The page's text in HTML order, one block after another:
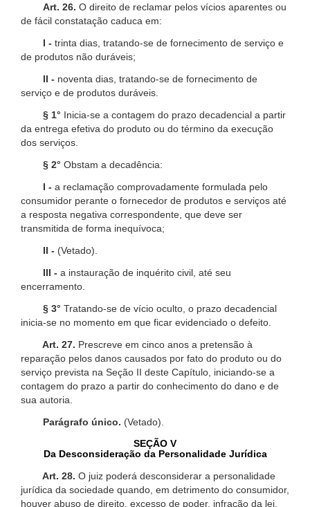
Art. 26. O direito de reclamar pelos vícios aparentes ou
de fácil constatação caduca em:
I - trinta dias, tratando-se de fornecimento de serviço e
de produtos não duráveis;
II - noventa dias, tratando-se de fornecimento de
serviço e de produtos duráveis.
§ 1° Inicia-se a contagem do prazo decadencial a partir
da entrega efetiva do produto ou do término da execução
dos serviços.
§ 2° Obstam a decadência:
I - a reclamação comprovadamente formulada pelo
consumidor perante o fornecedor de produtos e serviços até
a resposta negativa correspondente, que deve ser
transmitida de forma inequívoca;
II - (Vetado).
III - a instauração de inquérito civil, até seu
encerramento.
§ 3° Tratando-se de vício oculto, o prazo decadencial
inicia-se no momento em que ficar evidenciado o defeito.
Art. 27. Prescreve em cinco anos a pretensão à
reparação pelos danos causados por fato do produto ou do
serviço prevista na Seção II deste Capítulo, iniciando-se a
contagem do prazo a partir do conhecimento do dano e de
sua autoria.
Parágrafo único. (Vetado).
SEÇÃO V
Da Desconsideração da Personalidade Jurídica
Art. 28. O juiz poderá desconsiderar a personalidade
jurídica da sociedade quando, em detrimento do consumidor,
houver abuso de direito, excesso de poder, infração da lei,